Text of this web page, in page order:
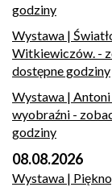
godziny
Wystawa |
Witkiewiczów. -
dostępne godziny
Wystawa | Antoni
wyobraźni -
godziny
08.08.2026
Wystawa |